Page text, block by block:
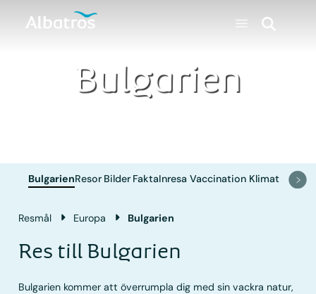
Bulgarien
BulgarienResor Bilder FaktaInresa Vaccination Klimat
Resmål Europa Bulgarien
Res till Bulgarien
Bulgarien kommer att överrumpla dig med sin vackra natur,